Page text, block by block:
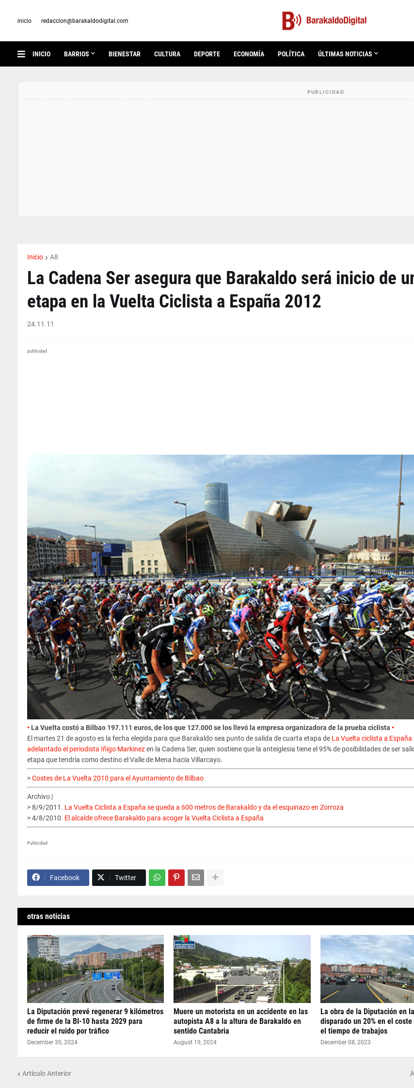
inicio redaccion@barakaldodigital.com
INICIO BARRIOS BIENESTAR CULTURA DEPORTE ECONOMÍA POLÍTICA ÚLTIMAS NOTICIAS
Inicio A8
La Cadena Ser asegura que Barakaldo será inicio de
etapa en la Vuelta Ciclista a España 2012
24.11.11
publicidad
• La Vuelta costó a Bilbao 197.111 euros, de los que 127.000 se los llevó la empresa organizadora de la prueba ciclista •
El martes 21 de agosto es la fecha elegida para que Barakaldo sea punto de salida de cuarta etapa de La Vuelta ciclista a España
adelantado el periodista Iñigo Markinezen la Cadena Ser, quien sostiene que la anteiglesia tiene el 95% de posibilidades de ser
etapa que tendría como destino el Valle de Mena hacia Villarcayo.
>Costes de La Vuelta 2010 para el Ayuntamiento de Bilbao
Archivo |
> 8/9/2011. La Vuelta Ciclista a España se queda a 600 metros de Barakaldo y da el esquinazo en Zorroza
> 4/8/2010. El alcalde ofrece Barakaldo para acoger la Vuelta Ciclista a España
Publicidad
Facebook Twitter
otras noticias
La Diputación prevé regenerar 9 kilómetros
de firme de la BI-10 hasta 2029 para
reducir el ruido por tráfico
December 30, 2024
Muere un motorista en un accidente en las
autopista A8 a la altura de Barakaldo en
sentido Cantabria
August 19, 2024
La obra de la Diputación en
disparado un 20% en el coste
el tiempo de trabajos
December 08, 2023
Artículo Anterior